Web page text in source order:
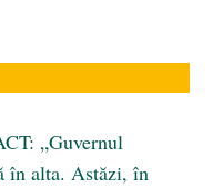
„Guvernul
în alta. Astăzi, în